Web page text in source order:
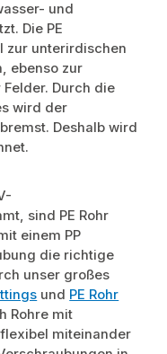
und
Die PE
zur unterirdischen
ebenso zur
Durch die
wird der
Deshalb wird
sind PE Rohr
einem PP
die richtige
unser großes
und PE Rohr
Rohre mit
miteinander